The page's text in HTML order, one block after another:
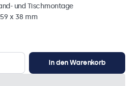
und Tischmontage
x 38 mm
In den Warenkorb